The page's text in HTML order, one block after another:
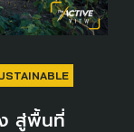
สู่พื้นที่